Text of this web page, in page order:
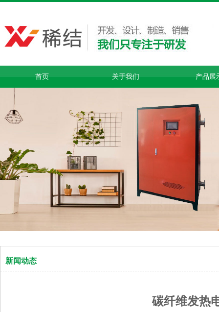
首页 关于我们 产品展
新闻动态
碳纤维发热